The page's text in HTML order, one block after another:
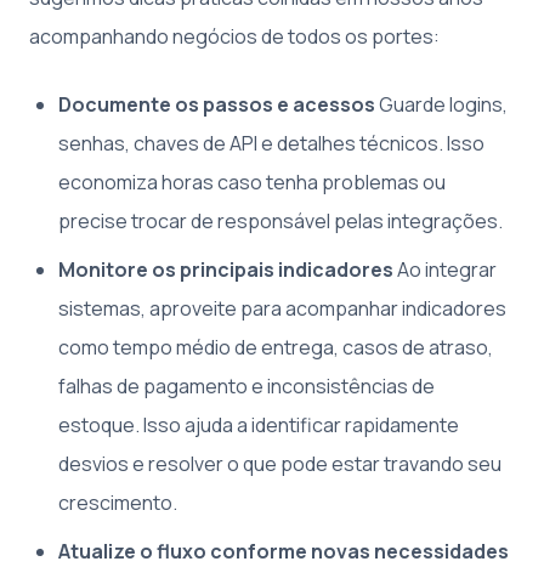
acompanhando negócios de todos os portes:
Documente os passos e acessosGuarde logins,
senhas, chaves de API e detalhes técnicos. Isso
economiza horas caso tenha problemas ou
precise trocar de responsável pelas integrações.
Monitore os principais indicadoresAo integrar
sistemas, aproveite para acompanhar indicadores
como tempo médio de entrega, casos de atraso,
falhas de pagamento e inconsistências de
estoque. Isso ajuda a identificar rapidamente
desvios e resolver o que pode estar travando seu
crescimento.
Atualize o fluxo conforme novas necessidades